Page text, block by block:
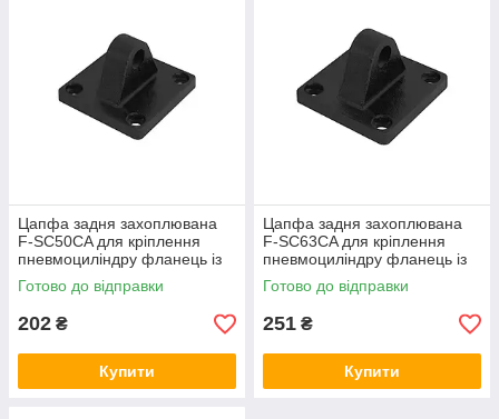
Цапфа задня захоплювана
F-SC50CA для кріплення
пневмоциліндру фланець із
провушиною, охоплювана
підвіска
Готово до відправки
202 ₴
Купити
Цапфа задня захоплювана
F-SC63CA для кріплення
пневмоциліндру фланець із
провушиною, що охоплює
підвіску
Готово до відправки
251 ₴
Купити